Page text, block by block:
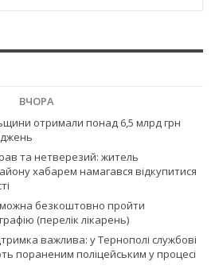
ВЧОРА
отримали понад 6,5 млрд грн
та нетверезий: житель
хабарем намагався відкупитися
безкоштовно пройти
(перелік лікарень)
важлива: у Тернополі службові
пораненим поліцейським у процесі